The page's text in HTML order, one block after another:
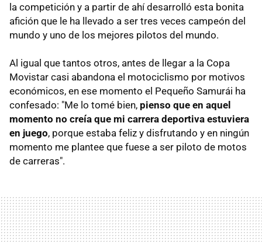
la competición y a partir de ahí desarrolló esta bonita
afición que le ha llevado a ser tres veces campeón del
mundo y uno de los mejores pilotos del mundo.
Al igual que tantos otros, antes de llegar a la Copa
Movistar casi abandona el motociclismo por motivos
económicos, en ese momento el Pequeño Samurái ha
confesado: "Me lo tomé bien, pienso que en aquel
momento no creía que mi carrera deportiva estuviera
en juego, porque estaba feliz y disfrutando y en ningún
momento me plantee que fuese a ser piloto de motos
de carreras".